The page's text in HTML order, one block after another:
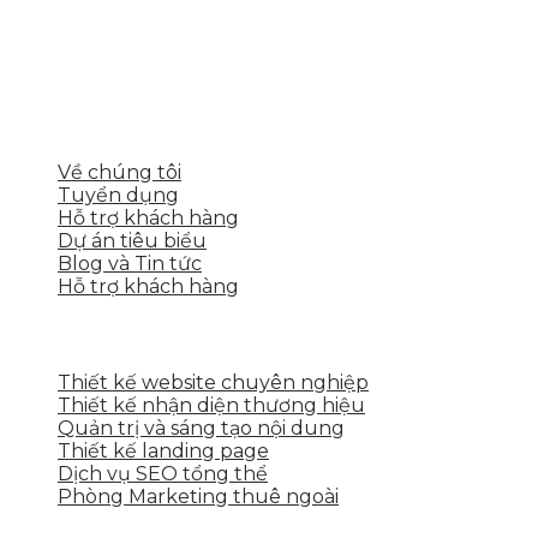
Về chúng tôi
Tuyển dụng
Hỗ trợ khách hàng
Dự án tiêu biểu
Blog và Tin tức
Hỗ trợ khách hàng
Thiết kế website chuyên nghiệp
Thiết kế nhận diện thương hiệu
Quản trị và sáng tạo nội dung
Thiết kế landing page
Dịch vụ SEO tổng thể
Phòng Marketing thuê ngoài